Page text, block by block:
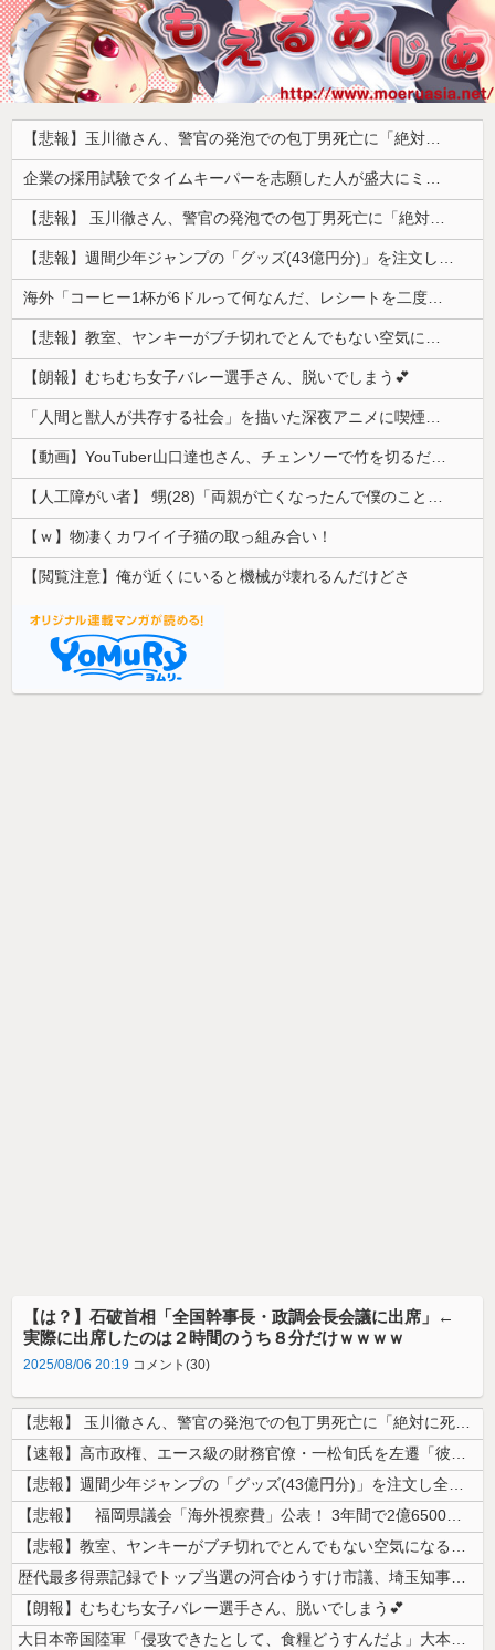
【悲報】玉川徹さん、警官の発泡での包丁男死亡に「絶対に死刑にならない罪なのに警察が死刑にした！」 → 元警官のマジレスがコチラ → ………
企業の採用試験でタイムキーパーを志願した人が盛大にミス、グループは険悪になりタイムアップとなったが……
【悲報】 玉川徹さん、警官の発泡での包丁男死亡に「絶対に死刑にならない罪なのに警察が死刑にした！」 → 元警官のマジレスがコチラ → ………
【悲報】週間少年ジャンプの「グッズ(43億円分)」を注文し全てキャンセルした女逮捕ｗｗｗｗｗｗｗｗ
海外「コーヒー1杯が6ドルって何なんだ、レシートを二度見した」値上げで買うのをやめたもの…
【悲報】教室、ヤンキーがブチ切れでとんでもない空気になるｗｗｗｗ
【朗報】むちむち女子バレー選手さん、脱いでしまう💕
「人間と獣人が共存する社会」を描いた深夜アニメに喫煙、違法薬物の連想シーンも…視聴者批判でBPO議論
【動画】YouTuber山口達也さん、チェンソーで竹を切るだけで600万再生ｗｗｗｗｗｗｗｗ
【人工障がい者】 甥(28)「両親が亡くなったんで僕のこと引き取ってほしいんですけど！」なんでいい年したヒキニートを引き取らなきゃいけないんだ...
【ｗ】物凄くカワイイ子猫の取っ組み合い！
【閲覧注意】俺が近くにいると機械が壊れるんだけどさ
【は？】石破首相「全国幹事長・政調会長会議に出席」←
実際に出席したのは２時間のうち８分だけｗｗｗｗ
2025/08/06 20:19 コメント(30)
【悲報】 玉川徹さん、警官の発泡での包丁男死亡に「絶対に死刑にならない...
【速報】高市政権、エース級の財務官僚・一松旬氏を左遷「彼は協力的でなか...
【悲報】週間少年ジャンプの「グッズ(43億円分)」を注文し全てキャンセ...
【悲報】 福岡県議会「海外視察費」公表！ 3年間で2億6500万円ｗ...
【悲報】教室、ヤンキーがブチ切れでとんでもない空気になるｗｗｗｗ
歴代最多得票記録でトップ当選の河合ゆうすけ市議、埼玉知事選（来年８月）...
【朗報】むちむち女子バレー選手さん、脱いでしまう💕
大日本帝国陸軍「侵攻できたとして、食糧どうすんだよ」大本営「現地調達」...